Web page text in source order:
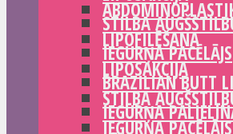
STILBA
IEGURŅA PACĒLĀJS
BRAZILIAN BUTT
IEGURŅA
LIPOFILĒŠANA
LIPOSAKCIJA
STILBA
IEGURŅA PACĒLĀJS